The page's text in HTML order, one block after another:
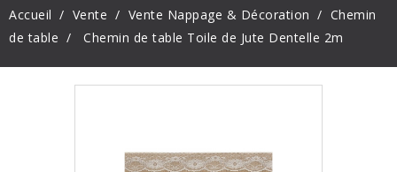
Accueil Vente Vente Nappage & Décoration
Chemin
de table
Chemin de table Toile de Jute Dentelle 2m